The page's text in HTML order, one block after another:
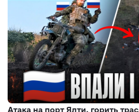
Атака на порт Ялти, горить